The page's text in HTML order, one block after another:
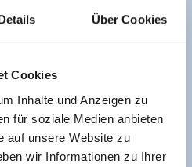
Über Cookies
Cookies
Inhalte und Anzeigen zu
für soziale Medien anbieten
auf unsere Website zu
wir Informationen zu Ihrer